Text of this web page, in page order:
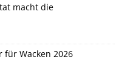
macht die
für Wacken 2026